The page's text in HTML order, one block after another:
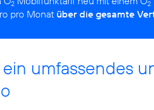
2 2
pro Monat über die gesamte
umfassendes